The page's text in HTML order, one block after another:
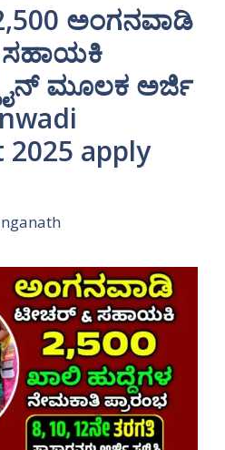
ಅಂಗನವಾಡಿ
ಸಹಾಯಕಿ
ಮೂಲಕ ಅರ್ಜಿ
apply